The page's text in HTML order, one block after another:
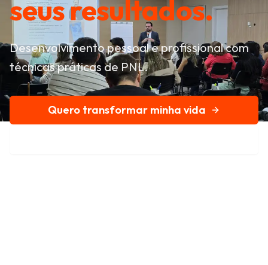
seus resultados.
Desenvolvimento pessoal e profissional com
técnicas práticas de PNL.
Quero transformar minha vida